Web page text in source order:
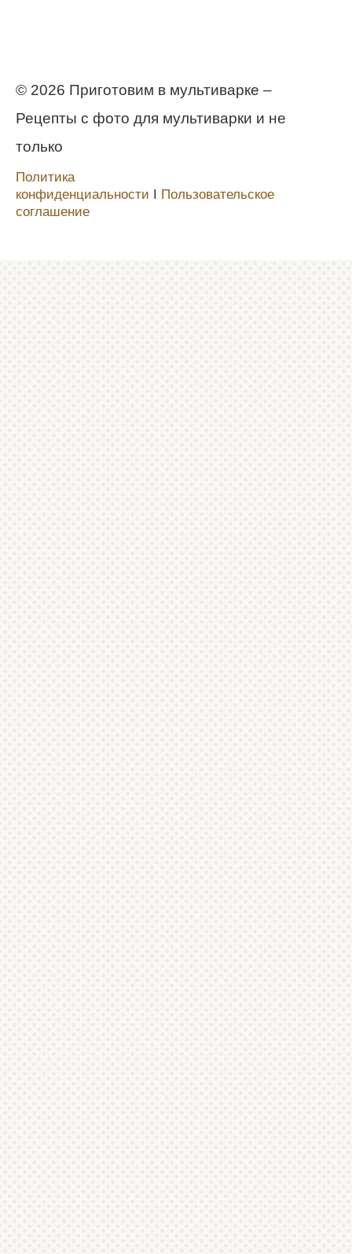
© 2026 Приготовим в мультиварке –
Рецепты с фото для мультиварки и не
только
Политика
конфиденциальности
Пользовательское
соглашение